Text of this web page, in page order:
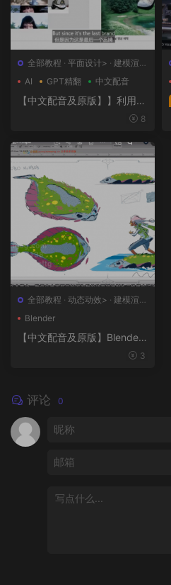
全部教程 · 平面设计> · 建模渲染
日韩系列
AI GPT精翻 中文配音
【中文配音及原版】】利用人
工智能和3D技术的混合BX流8
全部教程 · 动态动效> · 建模渲染
Blender
【中文配音及原版】Blender
3
评论 0